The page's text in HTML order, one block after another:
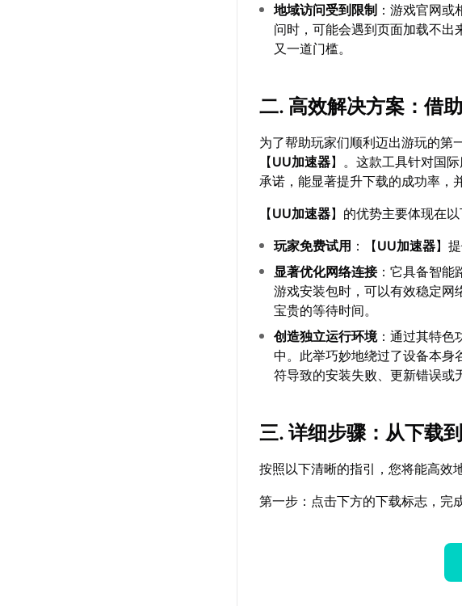
地域访问受到限制 ：游戏官网
问时，可能会遇到页面加载不出
又一道门槛。
二. 高效解决方案：借
为了帮助玩家们顺利迈出游玩的第
【UU加速器】。这款工具针对国
承诺，能显著提升下载的成功率，
【UU加速器】的优势主要体现在以
玩家免费试用 ：【UU加速器】
显著优化网络连接：它具备智能
游戏安装包时，可以有效稳定网
宝贵的等待时间。
创造独立运行环境：通过其特色
中。此举巧妙地绕过了设备本身
符导致的安装失败、更新错误或
三. 详细步骤：从下载
按照以下清晰的指引，您将能高效
第一步：点击下方的下载标志，完